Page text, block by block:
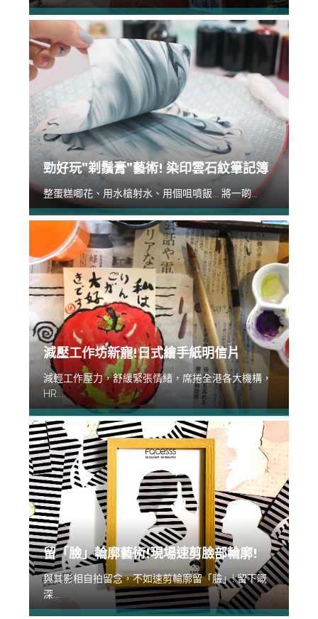
勁好玩”剃鬚膏”藝術! 染印雲石紋筆記簿
整蛋糕唧花、用水槍射水、用個咀噴飯... 將一啲...
減壓工作坊新寵!日式繪手紙明信片
減輕工作壓力，舒緩緊張情緒，席捲全港各大機構，
HR...
留「臉」輪廓藝術!現場速剪臉部輪廓!
與其影相自拍留念，不如速剪輪廓留「臉」! 留下嘅
深...